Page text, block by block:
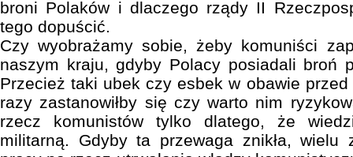
broni Polaków i dlaczego rządy II
tego dopuścić.
Czy wyobrażamy sobie, żeby komuniści
naszym kraju, gdyby Polacy posiadali broń
Przecież taki ubek czy esbek w obawie
razy zastanowiłby się czy warto nim
rzecz komunistów tylko dlatego, że
militarną. Gdyby ta przewaga znikła, wielu